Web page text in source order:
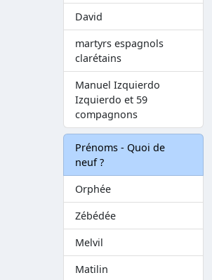
David
martyrs espagnols
clarétains
Manuel Izquierdo
Izquierdo et 59
compagnons
Prénoms - Quoi de
neuf ?
Orphée
Zébédée
Melvil
Matilin